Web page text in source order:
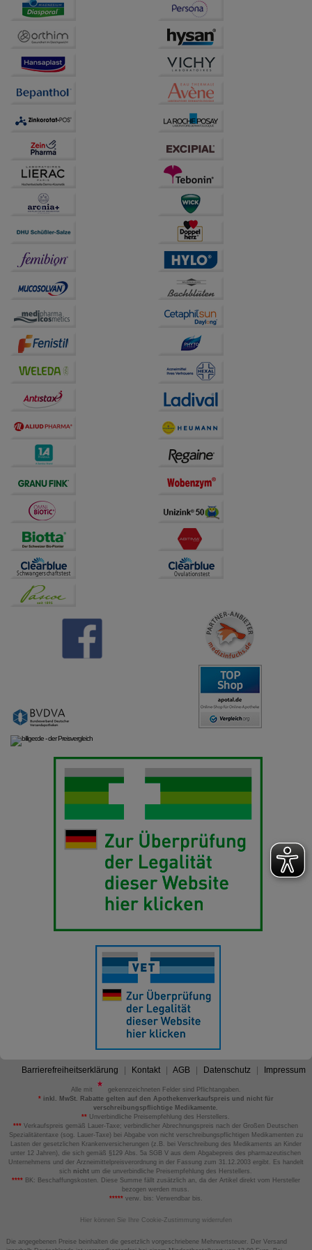
auf unserer Website aber auch die Werbung auf
Bitte beachten Sie, dass Daten hierfür teilweise an
Dritte wie z.B. Google oder soziale Medien
übertragen werden.
Barrierefreiheitserklärung Kontakt AGB Datenschutz Impressum
Alle mit
gekennzeichneten Felder sind Pflichtangaben.
*inkl. MwSt. Rabatte gelten auf den Apothekenverkaufspreis und nicht für
verschreibungspflichtige Medikamente.
** Unverbindliche Preisempfehlung des Herstellers.
*** Verkaufspreis gemäß Lauer-Taxe; verbindlicher Abrechnungspreis nach der Großen Deutschen
Spezialitätentaxe (sog. Lauer-Taxe) bei Abgabe von nicht verschreibungspflichtigen Medikamenten zu
Lasten der gesetzlichen Krankenversicherungen (z.B. bei Verschreibung des Medikaments an Kinder
unter 12 Jahren), die sich gemäß §129 Abs. 5a SGB V aus dem Abgabepreis des pharmazeutischen
Unternehmens und der Arzneimittelpreisverordnung in der Fassung zum 31.12.2003 ergibt. Es handelt
sich nicht um die unverbindliche Preisempfehlung des Herstellers.
****BK: Beschaffungskosten. Diese Summe fällt zusätzlich an, da der Artikel direkt vom Hersteller
bezogen werden muss.
*****verw. bis: Verwendbar bis.
Hier können Sie Ihre Cookie-Zustimmung widerrufen
Die angegebenen Preise beinhalten die gesetzlich vorgeschriebene Mehrwertsteuer. Der Versand